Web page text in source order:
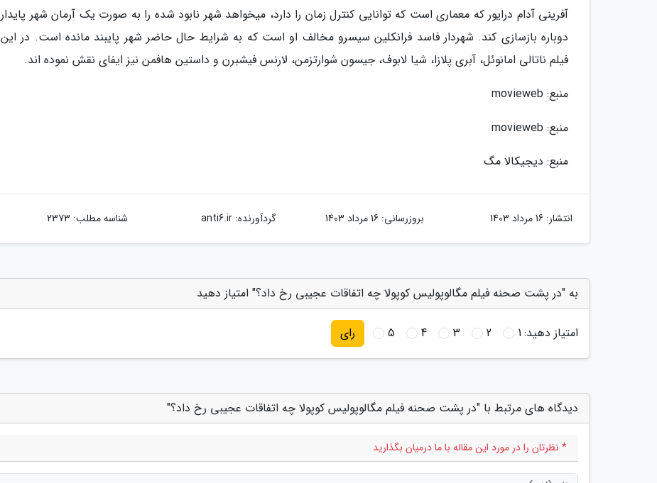
آفرینی آدام درایور که معماری است که توانایی کنترل زمان را دارد، میخواهد شهر نابود شده را به صورت یک آرمان شهر پایدار
دوباره بازسازی کند. شهردار فاسد فرانکلین سیسرو مخالف او است که به شرایط حال حاضر شهر پایبند مانده است. در این
فیلم ناتالی امانوئل، آبری پلازا، شیا لابوف، جیسون شوارتزمن، لارنس فیشبرن و داستین هافمن نیز ایفای نقش نموده اند.
منبع: movieweb
منبع: movieweb
منبع: دیجیکالا مگ
انتشار: 16 مرداد 1403 بروزرسانی: 16 مرداد 1403 گردآورنده:anti6.ir شناسه مطلب: 2373
به "در پشت صحنه فیلم مگالوپولیس کوپولا چه اتفاقات عجیبی رخ داد؟" امتیاز دهید
امتیاز دهید:1
2
3
4
5 رای
دیدگاه های مرتبط با "در پشت صحنه فیلم مگالوپولیس کوپولا چه اتفاقات عجیبی رخ داد؟"
* نظرتان را در مورد این مقاله با ما درمیان بگذارید